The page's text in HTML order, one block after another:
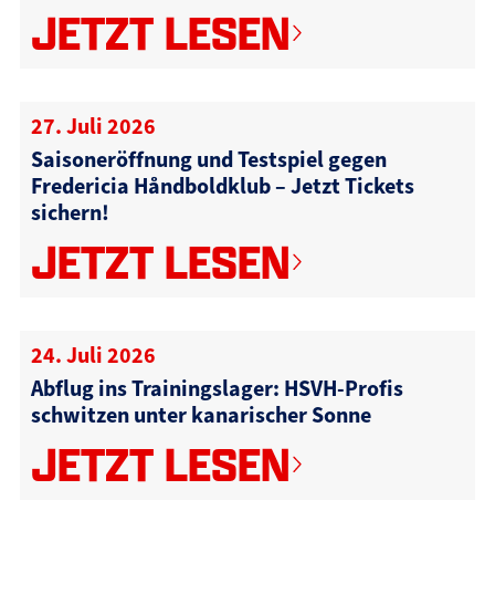
JETZT LESEN
27. Juli 2026
Saisoneröffnung und Testspiel gegen
Fredericia Håndboldklub – Jetzt Tickets
sichern!
JETZT LESEN
24. Juli 2026
Abflug ins Trainingslager: HSVH-Profis
schwitzen unter kanarischer Sonne
JETZT LESEN